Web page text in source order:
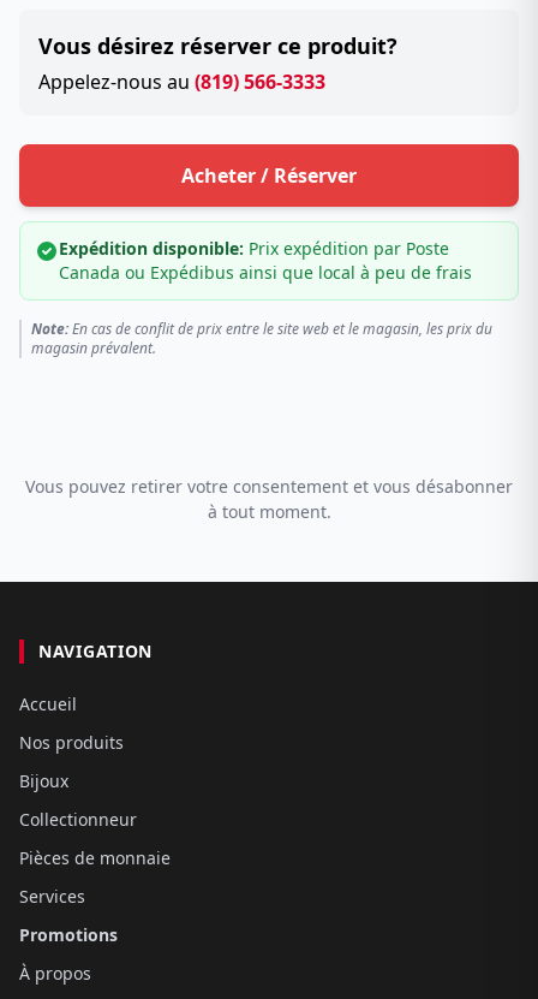
Vous désirez réserver ce produit?
Appelez-nous au (819) 566-3333
Acheter / Réserver
Expédition disponible: Prix expédition par Poste
Canada ou Expédibus ainsi que local à peu de frais
Note:En cas de conflit de prix entre le site web et le magasin, les prix du
magasin prévalent.
Vous pouvez retirer votre consentement et vous désabonner
à tout moment.
NAVIGATION
Accueil
Nos produits
Bijoux
Collectionneur
Pièces de monnaie
Services
Promotions
À propos